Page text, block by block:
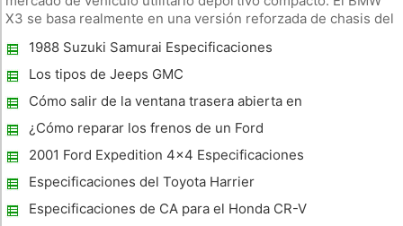
X3 se basa realmente en una versión reforzada de chasis del
con un motor de cilindros de 3.0 L y seis en línea . Este motor
prod
1988 Suzuki Samurai Especificaciones
Los tipos de Jeeps GMC
Cómo salir de la ventana trasera abierta en
una FJ Cruiser mientras manejas
¿Cómo reparar los frenos de un Ford
Explorer 2002
2001 Ford Expedition 4x4 Especificaciones
Especificaciones del Toyota Harrier
Especificaciones de CA para el Honda CR-V